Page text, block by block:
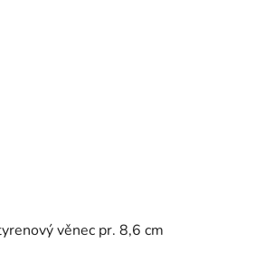
věnec pr. 8,6 cm